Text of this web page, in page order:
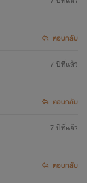
ตอบกลับ
7 ปีที่แล้ว
ตอบกลับ
7 ปีที่แล้ว
ตอบกลับ